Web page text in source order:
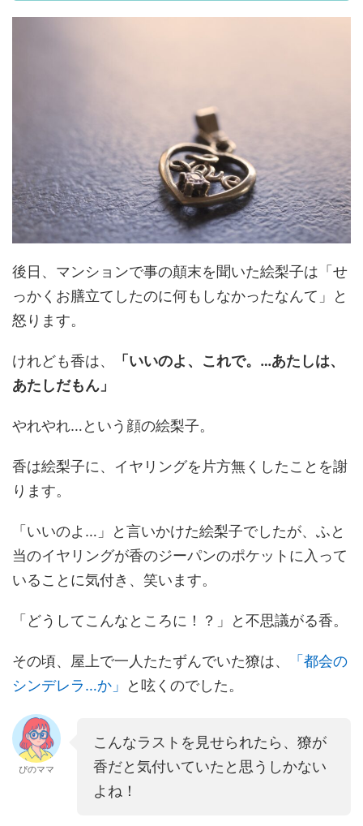
後日、マンションで事の顛末を聞いた絵梨子は「せ
っかくお膳立てしたのに何もしなかったなんて」と
怒ります。
けれども香は、
「いいのよ、これで。…あたしは、
あたしだもん」
やれやれ…という顔の絵梨子。
香は絵梨子に、イヤリングを片方無くしたことを謝
ります。
「いいのよ…」と言いかけた絵梨子でしたが、ふと
当のイヤリングが香のジーパンのポケットに入って
いることに気付き、笑います。
「どうしてこんなところに！？」と不思議がる香。
その頃、屋上で一人たたずんでいた獠は、
「都会の
シンデレラ…か」
と呟くのでした。
ぴのママ
こんなラストを見せられたら、獠が
香だと気付いていたと思うしかない
よね！